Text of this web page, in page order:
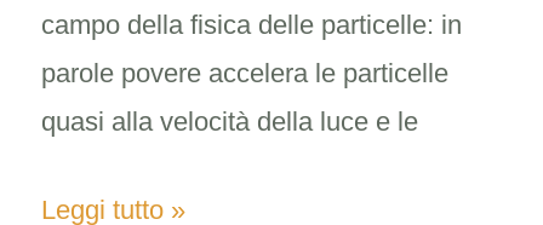
campo della fisica delle particelle: in
parole povere accelera le particelle
quasi alla velocità della luce e le
Leggi tutto »